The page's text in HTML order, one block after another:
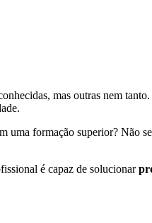
mas outras nem
uma formação superior? Não
é capaz de solucionar